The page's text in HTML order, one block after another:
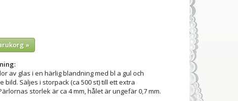
»
av glas i en härlig blandning med bl a gul och
bild. Säljes i storpack (ca 500 st) till ett extra
storlek är ca 4 mm, hålet är ungefär 0,7 mm.